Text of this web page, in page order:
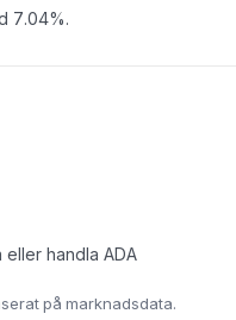
7.04%.
handla ADA
på marknadsdata.